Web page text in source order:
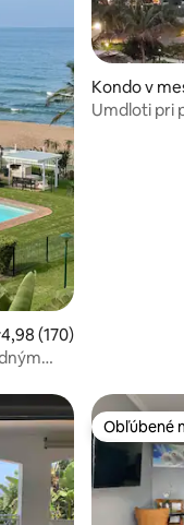
145ohodnotenie
4,98 (170)
Kondo v
Umdloti pri
Obľúbené
Obľúbené